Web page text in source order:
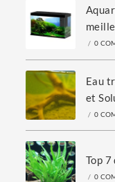
/ 0
Eau
et
/ 0
Top 7
/ 0